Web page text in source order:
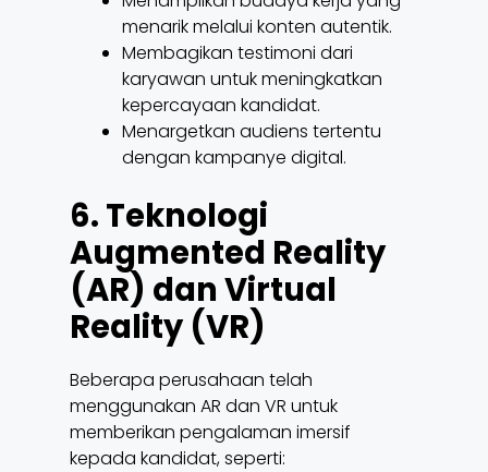
menarik melalui konten autentik.
Membagikan testimoni dari
karyawan untuk meningkatkan
kepercayaan kandidat.
Menargetkan audiens tertentu
dengan kampanye digital.
6. Teknologi
Augmented Reality
(AR) dan Virtual
Reality (VR)
Beberapa perusahaan telah
menggunakan AR dan VR untuk
memberikan pengalaman imersif
kepada kandidat, seperti: